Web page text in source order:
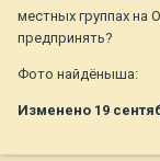
местных группах на
предпринять?
Фото найдёныша:
Изменено 19